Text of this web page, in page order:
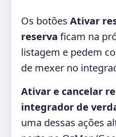
Os botões Ativar
reserva ficam na
listagem e pedem
de mexer no
Ativar e cancelar
integrador de
uma dessas ações